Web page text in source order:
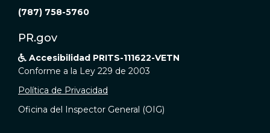
(787) 758-5760
PR.gov
 Accesibilidad PRITS-111622-VETN
Conforme a la Ley 229 de 2003
Política de Privacidad
Oficina del Inspector General (OIG)